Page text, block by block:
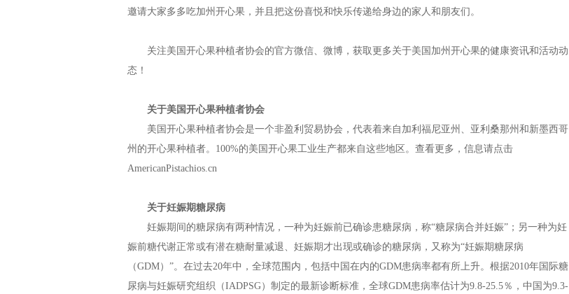
邀请大家多多吃加州开心果，并且把这份喜悦和快乐传递给身边的家人和朋友们。
关注美国开心果种植者协会的官方微信、微博，获取更多关于美国加州开心果的健康资讯和活动动
态！
关于美国开心果种植者协会
美国开心果种植者协会是一个非盈利贸易协会，代表着来自加利福尼亚州、亚利桑那州和新墨西哥
州的开心果种植者。100%的美国开心果工业生产都来自这些地区。查看更多，信息请点击
AmericanPistachios.cn
关于妊娠期糖尿病
妊娠期间的糖尿病有两种情况，一种为妊娠前已确诊患糖尿病，称“糖尿病合并妊娠”；另一种为妊
娠前糖代谢正常或有潜在糖耐量减退、妊娠期才出现或确诊的糖尿病，又称为“妊娠期糖尿病
（GDM）”。在过去20年中，全球范围内，包括中国在内的GDM患病率都有所上升。根据2010年国际糖
尿病与妊娠研究组织（IADPSG）制定的最新诊断标准，全球GDM患病率估计为9.8-25.5％，中国为9.3-